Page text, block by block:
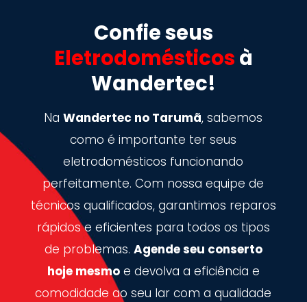
Confie seus
Eletrodomésticos à
Wandertec!
NaWandertec no Tarumã, sabemos
como é importante ter seus
eletrodomésticos funcionando
perfeitamente. Com nossa equipe de
técnicos qualificados, garantimos reparos
rápidos e eficientes para todos os tipos
de problemas. Agende seu conserto
hoje mesmoe devolva a eficiência e
comodidade ao seu lar com a qualidade